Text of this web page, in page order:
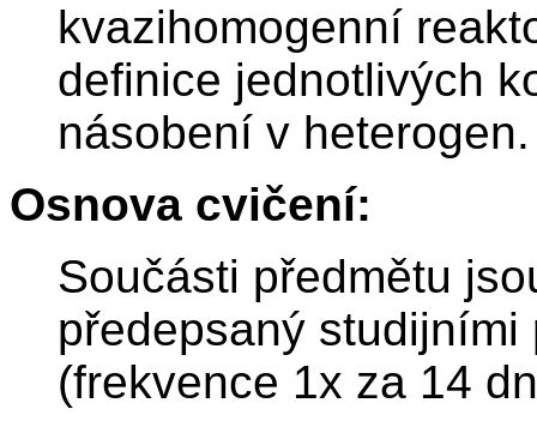
kvazihomogenní
definice jednotlivých
násobení v
Osnova cvičení:
Součásti předmětu
předepsaný
(frekvence 1x za 14